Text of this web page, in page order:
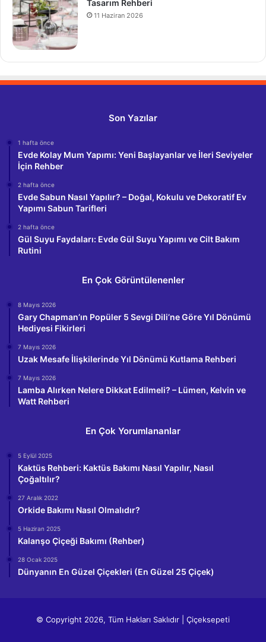
Tasarım Rehberi
11 Haziran 2026
Son Yazılar
1 hafta önce
Evde Kolay Mum Yapımı: Yeni Başlayanlar ve İleri Seviyeler
İçin Rehber
2 hafta önce
Evde Sabun Nasıl Yapılır? – Doğal, Kokulu ve Dekoratif Ev
Yapımı Sabun Tarifleri
2 hafta önce
Gül Suyu Faydaları: Evde Gül Suyu Yapımı ve Cilt Bakım
Rutini
En Çok Görüntülenenler
8 Mayıs 2026
Gary Chapman’ın Popüler 5 Sevgi Dili’ne Göre Yıl Dönümü
Hediyesi Fikirleri
7 Mayıs 2026
Uzak Mesafe İlişkilerinde Yıl Dönümü Kutlama Rehberi
7 Mayıs 2026
Lamba Alırken Nelere Dikkat Edilmeli? – Lümen, Kelvin ve
Watt Rehberi
En Çok Yorumlananlar
5 Eylül 2025
Kaktüs Rehberi: Kaktüs Bakımı Nasıl Yapılır, Nasıl
Çoğaltılır?
27 Aralık 2022
Orkide Bakımı Nasıl Olmalıdır?
5 Haziran 2025
Kalanşo Çiçeği Bakımı (Rehber)
28 Ocak 2025
Dünyanın En Güzel Çiçekleri (En Güzel 25 Çiçek)
© Copyright 2026, Tüm Hakları Saklıdır | Çiçeksepeti